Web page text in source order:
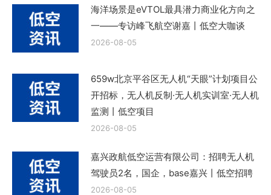
海洋场景是eVTOL最具潜力商业化方向之
一——专访峰飞航空谢嘉丨低空大咖谈
2026-08-05
659w北京平谷区无人机“天眼”计划项目公
开招标，无人机反制·无人机实训室·无人机
监测丨低空项目
2026-08-05
嘉兴政航低空运营有限公司：招聘无人机
驾驶员2名，国企，base嘉兴丨低空招聘
2026-08-05